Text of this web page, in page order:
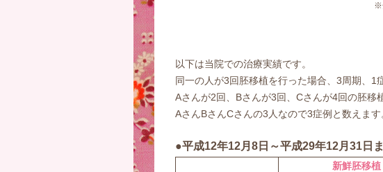
※
以下は当院での治療実績です。
同一の人が3回胚移植を行った場合、3周期、1
Aさんが2回、Bさんが3回、Cさんが4回の胚移
AさんBさんCさんの3人なので3症例と数えます
●平成12年12月8日～平成29年12月31日
新鮮胚移植